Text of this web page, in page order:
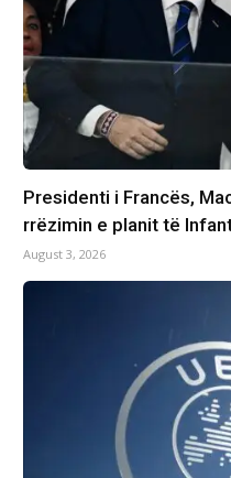
Presidenti i Francës,
rrëzimin e planit të
August 3, 2026